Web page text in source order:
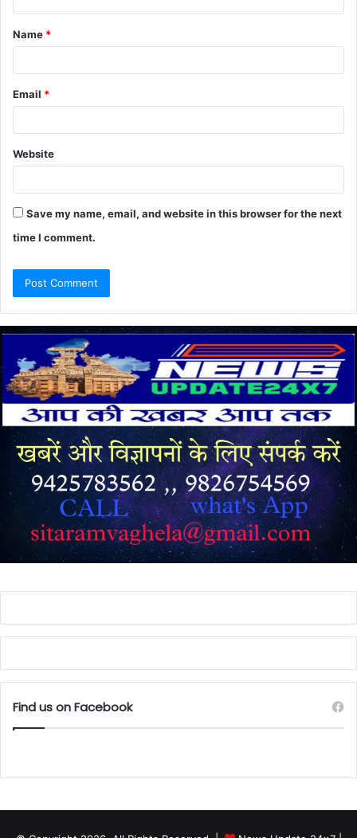
t
*
Name *
Email *
Website
Save my name, email, and website in this browser for the next
time I comment.
Find us on Facebook